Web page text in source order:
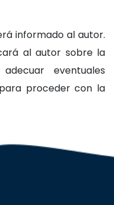
informado al autor.
al autor sobre la
eventuales
proceder con la